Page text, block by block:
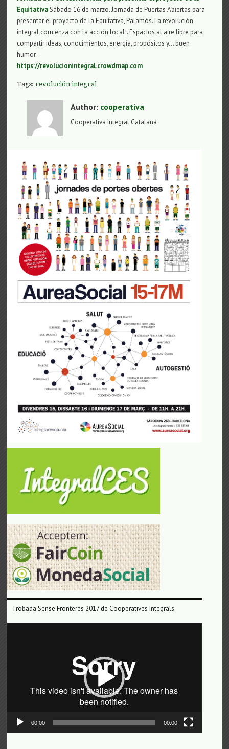
Equitativa Sábado 16 de marzo. Jornada de Puertas Abiertas para
presentar el proyecto de la Equitativa, Palamós. La revolución
integral comienza con la acción local!. Espacios al aire libre para
compartir ideas, conocimientos, energía, propósitos y… buen
humor…
https://revolucionintegral.crowdmap.com
Tags:revolución integral
Author: cooperativa
Cooperativa Integral Catalana
Trobada Sense Fronteres 2017 de Cooperatives Integrals
00:00 00:00